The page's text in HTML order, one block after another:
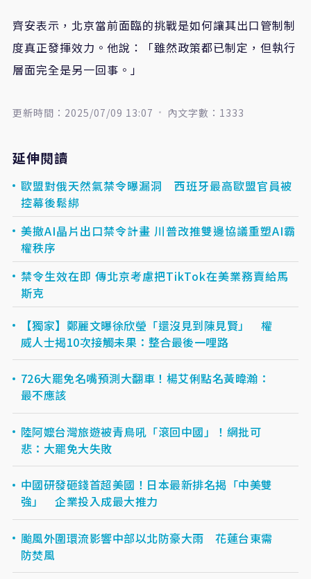
齊安表示，北京當前面臨的挑戰是如何讓其出口管制制
度真正發揮效力。他說：「雖然政策都已制定，但執行
層面完全是另一回事。」
更新時間：2025/07/09 13:07 內文字數：1333
延伸閱讀
歐盟對俄天然氣禁令曝漏洞 西班牙最高歐盟官員被
控幕後鬆綁
美撤AI晶片出口禁令計畫 川普改推雙邊協議重塑AI霸
權秩序
禁令生效在即 傳北京考慮把TikTok在美業務賣給馬
斯克
【獨家】鄭麗文曝徐欣瑩「還沒見到陳見賢」 權
威人士揭10次接觸未果：整合最後一哩路
726大罷免名嘴預測大翻車！楊艾俐點名黃暐瀚：
最不應該
陸阿嬤台灣旅遊被青鳥吼「滾回中國」！網批可
悲：大罷免大失敗
中國研發砸錢首超美國！日本最新排名揭「中美雙
強」 企業投入成最大推力
颱風外圍環流影響中部以北防豪大雨 花蓮台東需
防焚風